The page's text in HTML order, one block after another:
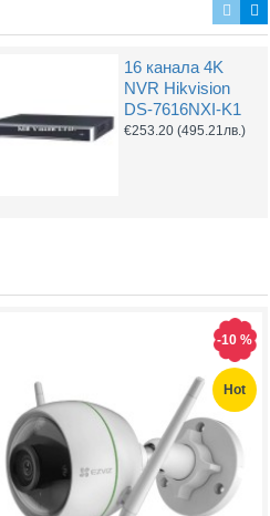
UPS Hikvision
DS-UPS1000 –
резервирано
захранване
16 канала 4K
NVR Hikvision
DS-7616NXI-K1
€253.20 (495.21лв.)
Hot
-10 %